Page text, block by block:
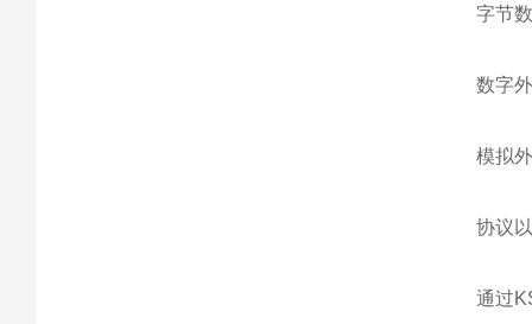
字节
数字
模拟
协议
通过